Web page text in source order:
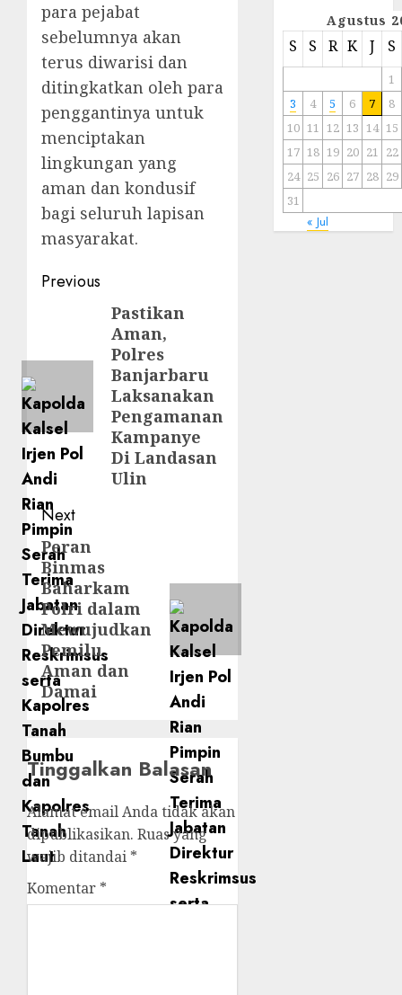
para pejabat
sebelumnya akan
terus diwarisi dan
ditingkatkan oleh para
penggantinya untuk
menciptakan
lingkungan yang
aman dan kondusif
bagi seluruh lapisan
masyarakat.
Previous
Pastikan
Aman,
Polres
Banjarbaru
Laksanakan
Pengamanan
Kampanye
Di Landasan
Ulin
Next
Peran
Binmas
Baharkam
Polri dalam
Mewujudkan
Pemilu
Aman dan
Damai
Tinggalkan Balasan
Alamat email Anda tidak akan
dipublikasikan. Ruas yang
wajib ditandai *
Komentar *
Agustus
S S R K J S
1
3
4 5 6 7
8
10 11 12 13 14 15
17 18 19 20 21 22
24 25 26 27 28 29
31
« Jul